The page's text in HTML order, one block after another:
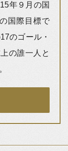
年９月の国
国際目標で
のゴール・
の誰一人と